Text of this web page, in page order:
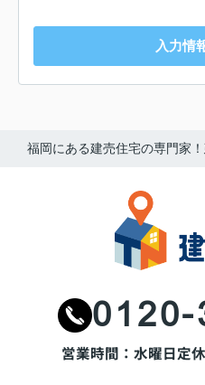
任意
必須
入力情
福岡にある建売住宅の専門家
営業時間：水曜日定